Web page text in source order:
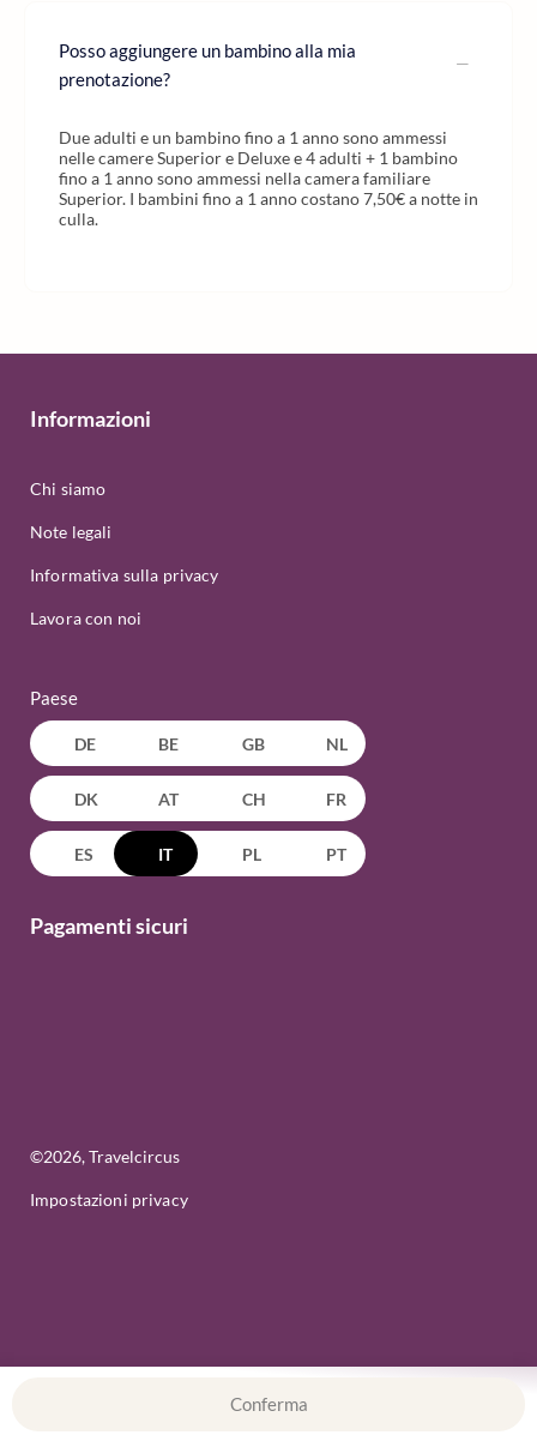
Conferma
Posso aggiungere un bambino alla mia
prenotazione?
Due adulti e un bambino fino a 1 anno sono ammessi
nelle camere Superior e Deluxe e 4 adulti + 1 bambino
fino a 1 anno sono ammessi nella camera familiare
Superior. I bambini fino a 1 anno costano 7,50€ a notte in
culla.
Informazioni
Chi siamo
Note legali
Informativa sulla privacy
Lavora con noi
Paese
DE BE GB NL
DK AT CH FR
ES IT PL PT
Pagamenti sicuri
©2026, Travelcircus
Impostazioni privacy